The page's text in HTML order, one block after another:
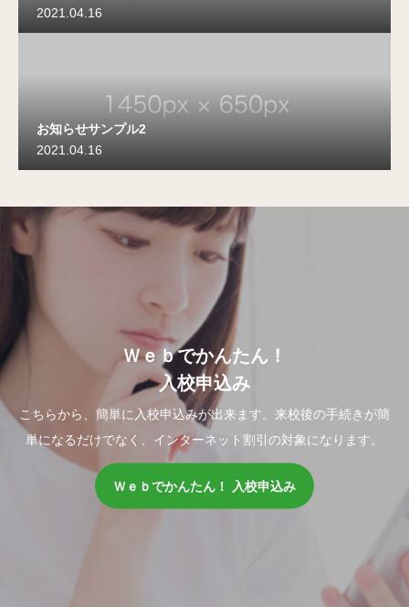
2021.04.16
お知らせサンプル2
2021.04.16
Ｗｅｂでかんたん！
入校申込み
こちらから、簡単に入校申込みが出来ます。来校後の手続きが簡
単になるだけでなく、インターネット割引の対象になります。
Ｗｅｂでかんたん！ 入校申込み